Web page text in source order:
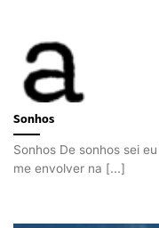
Sonhos
Sonhos De sonhos sei
me envolver na [...]